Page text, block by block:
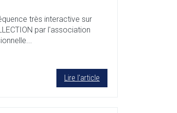
très interactive sur
par l'association
Lire l'article